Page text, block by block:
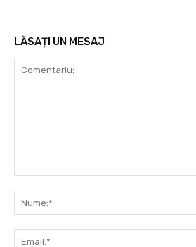
LĂSAȚI UN MESAJ